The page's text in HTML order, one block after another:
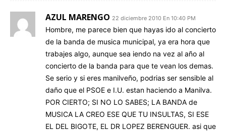
AZUL MARENGO 22 diciembre 2010 En 10:40 PM
Hombre, me parece bien que hayas ido al concierto
de la banda de musica municipal, ya era hora que
trabajes algo, aunque sea iendo na vez al año al
concierto de la banda para que te vean los demas.
Se serio y si eres manilveño, podrias ser sensible al
daño que el PSOE e I.U. estan haciendo a Manilva.
POR CIERTO; SI NO LO SABES; LA BANDA de
MUSICA LA CREO ESE QUE TU INSULTAS, SI ESE
EL DEL BIGOTE, EL DR LOPEZ BERENGUER. asi que